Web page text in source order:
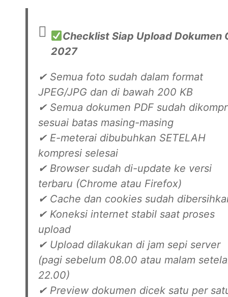
Checklist Siap Upload Dokumen
2027
✔ Semua foto sudah dalam format
JPEG/JPG dan di bawah 200 KB
✔ Semua dokumen PDF sudah
sesuai batas masing-masing
✔ E-meterai dibubuhkan SETELAH
kompresi selesai
✔ Browser sudah di-update ke versi
terbaru (Chrome atau Firefox)
✔ Cache dan cookies sudah
✔ Koneksi internet stabil saat proses
upload
✔ Upload dilakukan di jam sepi server
(pagi sebelum 08.00 atau malam
22.00)
✔ Preview dokumen dicek satu per